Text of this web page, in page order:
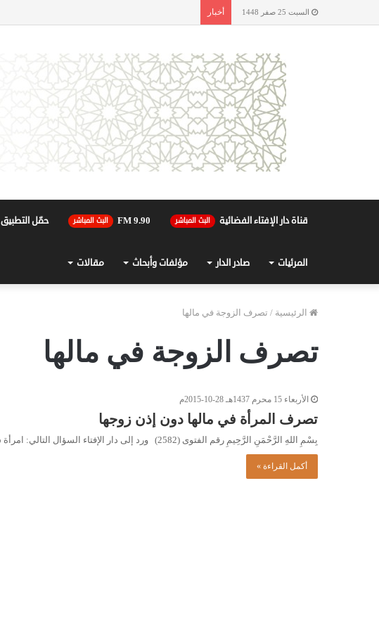
السبت 25 صفر 1448 أخبار
قناة دار الإفتاء الفضائية البث المباشر 90.FM 9 البث المباشر حمّل التطبيق
المرئيات صادر الدار مؤلفات وأبحاث مقالات
الرئيسية / تصرف الزوجة في مالها
تصرف الزوجة في مالها
الأربعاء 15 محرم 1437هـ 28-10-2015م
تصرف المرأة في مالها دون إذن زوجها
بِسْمِ اللهِ الرَّحْمَنِ الرَّحِيمِ رقم الفتوى (2582) ورد إلى دار الإفتاء السؤال التالي: امرأة سلمت في جميع أملاكها لابن…
أكمل القراءة »